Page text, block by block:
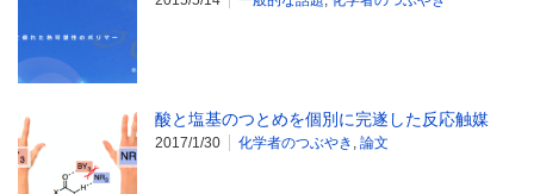
酸と塩基のつとめを個別に完遂した反応触媒
2017/1/30 化学者のつぶやき , 論文